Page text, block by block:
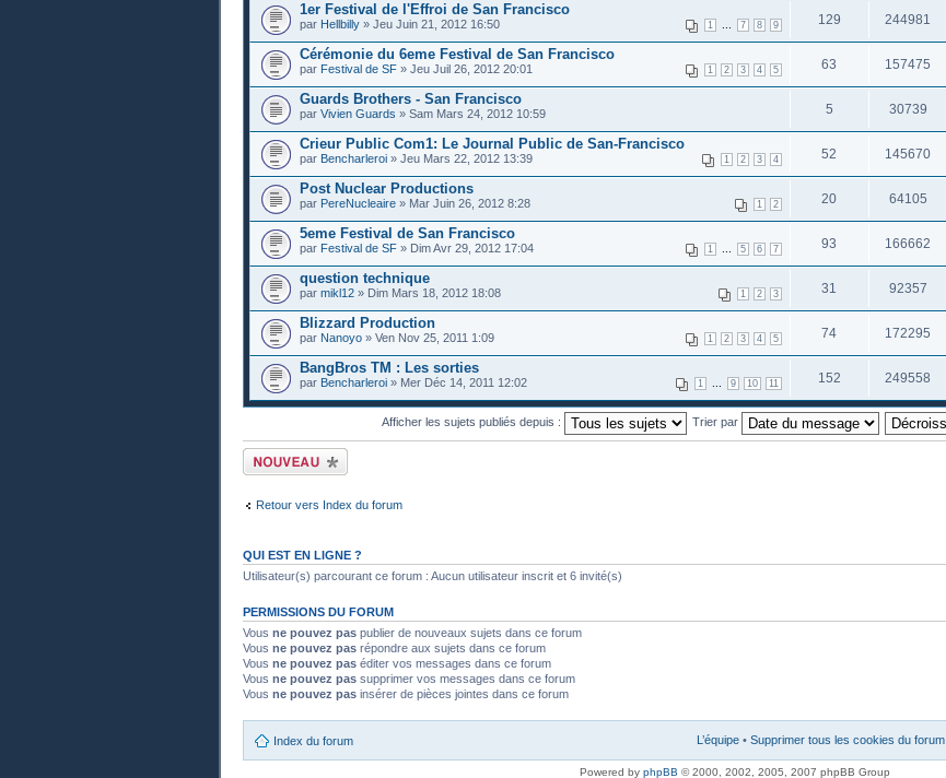
1er Festival de l'Effroi de San Francisco
1 7 8 9
par Hellbilly » Jeu Juin 21, 2012 16:50 129 244981
Cérémonie du 6eme Festival de San Francisco
1 2 3 4 5
par Festival de SF » Jeu Juil 26, 2012 20:01 63 157475
Guards Brothers - San Francisco
par Vivien Guards » Sam Mars 24, 2012 10:59 5 30739
Crieur Public Com1: Le Journal Public de San-Francisco
1 2 3 4
par Bencharleroi » Jeu Mars 22, 2012 13:39 52 145670
Post Nuclear Productions
1 2
par PereNucleaire » Mar Juin 26, 2012 8:28 20 64105
5eme Festival de San Francisco
1 5 6 7
par Festival de SF » Dim Avr 29, 2012 17:04 93 166662
question technique
1 2 3
par mikl12 » Dim Mars 18, 2012 18:08 31 92357
Blizzard Production
1 2 3 4 5
par Nanoyo » Ven Nov 25, 2011 1:09 74 172295
BangBros TM : Les sorties
1 9 10 11
par Bencharleroi » Mer Déc 14, 2011 12:02 152 249558
Afficher les sujets publiés depuis : Trier par
Publier un nouveau
sujet
Retour vers Index du forum
QUI EST EN LIGNE ?
Utilisateur(s) parcourant ce forum : Aucun utilisateur inscrit et 6 invité(s)
PERMISSIONS DU FORUM
Vous ne pouvez pas publier de nouveaux sujets dans ce forum
Vous ne pouvez pas répondre aux sujets dans ce forum
Vous ne pouvez pas éditer vos messages dans ce forum
Vous ne pouvez pas supprimer vos messages dans ce forum
Vous ne pouvez pas insérer de pièces jointes dans ce forum
Index du forum L’équipe • Supprimer tous les cookies du forum
Powered by phpBB © 2000, 2002, 2005, 2007 phpBB Group